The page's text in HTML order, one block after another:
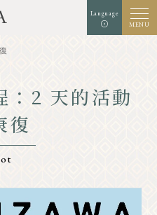
Language
MENU
字體大小
：2 天的活動
復